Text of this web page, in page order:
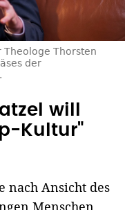
Theologe Thorsten
der
will
Kultur"
nach Ansicht des
Menschen